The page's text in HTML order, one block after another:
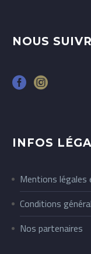
NOUS
INFOS
Mentions
Conditions
Nos partenaires